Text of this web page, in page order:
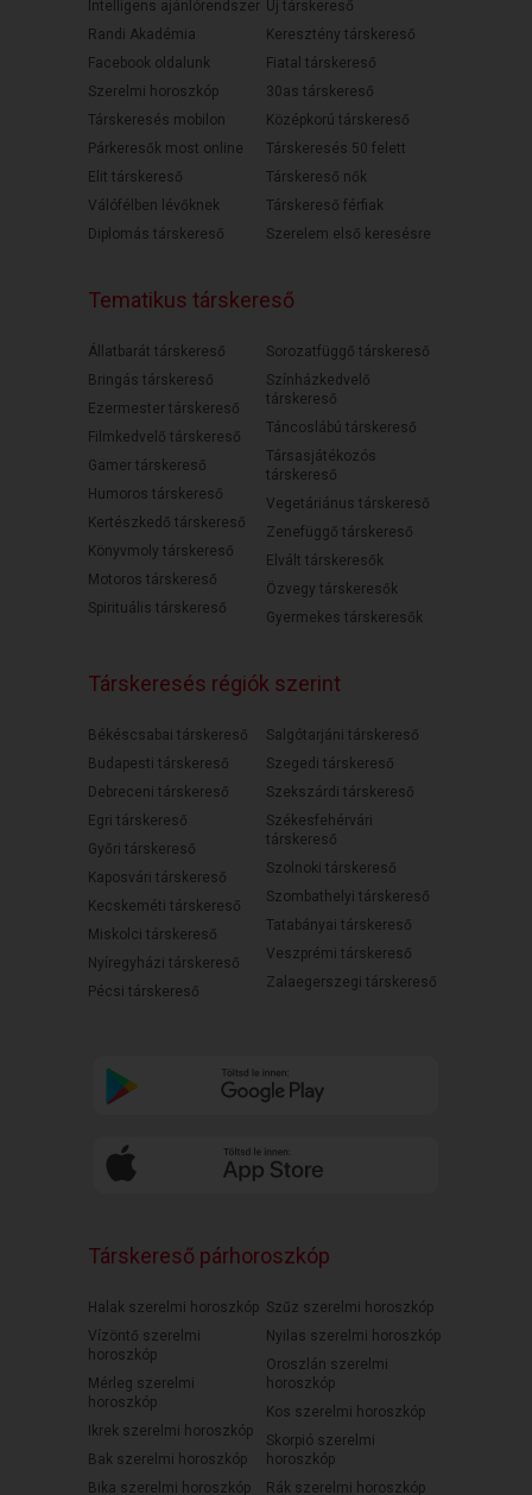
Intelligens ajánlórendszer
Randi Akadémia
Facebook oldalunk
Szerelmi horoszkóp
Társkeresés mobilon
Párkeresők most online
Elit társkereső
Válófélben lévőknek
Diplomás társkereső
Új társkereső
Keresztény társkereső
Fiatal társkereső
30as társkereső
Középkorú társkereső
Társkeresés 50 felett
Társkereső nők
Társkereső férfiak
Szerelem első keresésre
Tematikus társkereső
Állatbarát társkereső
Bringás társkereső
Ezermester társkereső
Filmkedvelő társkereső
Gamer társkereső
Humoros társkereső
Kertészkedő társkereső
Könyvmoly társkereső
Motoros társkereső
Spirituális társkereső
Sorozatfüggő társkereső
Színházkedvelő
társkereső
Táncoslábú társkereső
Társasjátékozós
társkereső
Vegetáriánus társkereső
Zenefüggő társkereső
Elvált társkeresők
Özvegy társkeresők
Gyermekes társkeresők
Társkeresés régiók szerint
Békéscsabai társkereső
Budapesti társkereső
Debreceni társkereső
Egri társkereső
Győri társkereső
Kaposvári társkereső
Kecskeméti társkereső
Miskolci társkereső
Nyíregyházi társkereső
Pécsi társkereső
Salgótarjáni társkereső
Szegedi társkereső
Szekszárdi társkereső
Székesfehérvári
társkereső
Szolnoki társkereső
Szombathelyi társkereső
Tatabányai társkereső
Veszprémi társkereső
Zalaegerszegi társkereső
Társkereső párhoroszkóp
Halak szerelmi horoszkóp
Vízöntő szerelmi
horoszkóp
Mérleg szerelmi
horoszkóp
Ikrek szerelmi horoszkóp
Bak szerelmi horoszkóp
Bika szerelmi horoszkóp
Szűz szerelmi horoszkóp
Nyilas szerelmi horoszkóp
Oroszlán szerelmi
horoszkóp
Kos szerelmi horoszkóp
Skorpió szerelmi
horoszkóp
Rák szerelmi horoszkóp